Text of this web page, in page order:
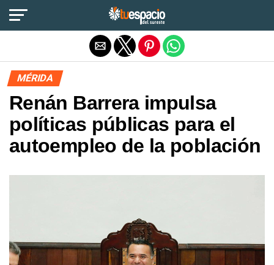
MÉRIDA
Renán Barrera impulsa
políticas públicas para el
autoempleo de la población
Salir de la versión móvil